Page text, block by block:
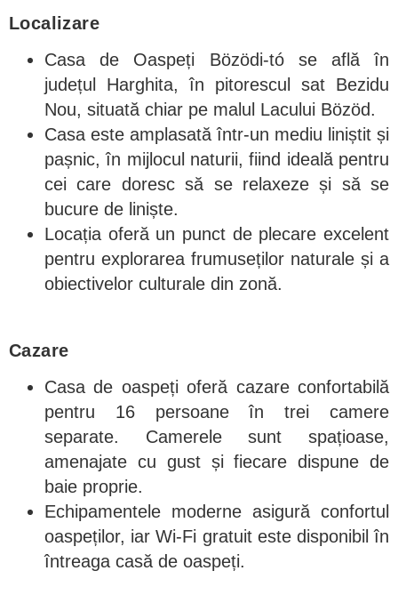
Localizare
Casa de Oaspeți Bözödi-tó se află în
județul Harghita, în pitorescul sat Bezidu
Nou, situată chiar pe malul Lacului Bözöd.
Casa este amplasată într-un mediu liniștit și
pașnic, în mijlocul naturii, fiind ideală pentru
cei care doresc să se relaxeze și să se
bucure de liniște.
Locația oferă un punct de plecare excelent
pentru explorarea frumuseților naturale și a
obiectivelor culturale din zonă.
Cazare
Casa de oaspeți oferă cazare confortabilă
pentru 16 persoane în trei camere
separate. Camerele sunt spațioase,
amenajate cu gust și fiecare dispune de
baie proprie.
Echipamentele moderne asigură confortul
oaspeților, iar Wi-Fi gratuit este disponibil în
întreaga casă de oaspeți.